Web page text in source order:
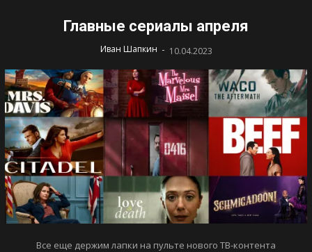
Главные сериалы апреля
Иван Шапкин - 10.04.2023
Все еще держим лапки на пульте нового ТВ-контента